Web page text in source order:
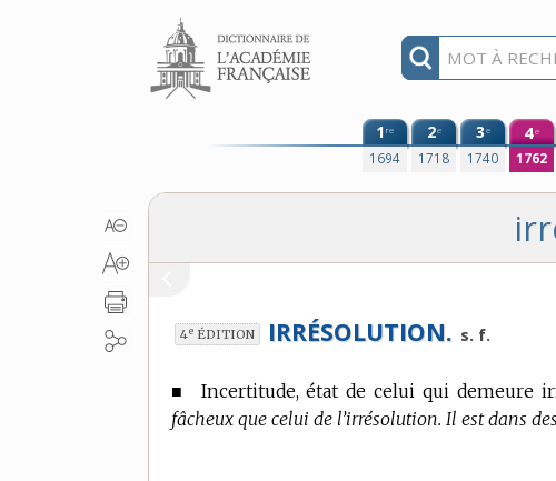
Aller au contenu
1re
1694
2e
1718
3e
1740
4e
1762
4e ÉDITION IRRÉSOLUTION. s. f.
■ Incertitude, état de celui qui demeure
fâcheux que celui de l’irrésolution. Il est dans